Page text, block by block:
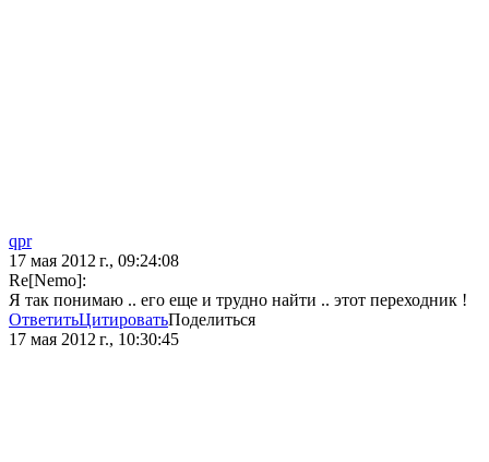
qpr
17 мая 2012 г., 09:24:08
Re[Nеmо]:
Я так понимаю .. его еще и трудно найти .. этот переходник !
ОтветитьЦитироватьПоделиться
17 мая 2012 г., 10:30:45